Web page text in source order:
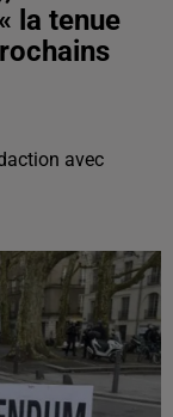
la tenue
avec